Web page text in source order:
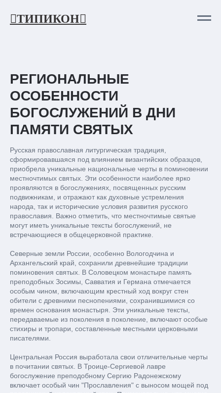
ТИПИКОН
РЕГИОНАЛЬНЫЕ
ОСОБЕННОСТИ
БОГОСЛУЖЕНИЙ В ДНИ
ПАМЯТИ СВЯТЫХ
Русская православная литургическая традиция,
сформировавшаяся под влиянием византийских образцов,
приобрела уникальные национальные черты в поминовении
местночтимых святых. Эти особенности наиболее ярко
проявляются в богослужениях, посвященных русским
подвижникам, и отражают как духовные устремления
народа, так и исторические условия развития русского
православия. Важно отметить, что местночтимые святые
могут иметь уникальные тексты богослужений, не
встречающиеся в общецерковной практике.
Северные земли России, особенно Вологодчина и
Архангельский край, сохранили древнейшие традиции
поминовения святых. В Соловецком монастыре память
преподобных Зосимы, Савватия и Германа отмечается
особым чином, включающим крестный ход вокруг стен
обители с древними песнопениями, сохранившимися со
времен основания монастыря. Эти уникальные тексты,
передаваемые из поколения в поколение, включают особые
стихиры и тропари, составленные местными церковными
писателями.
Центральная Россия выработала свои отличительные черты
в почитании святых. В Троице-Сергиевой лавре
богослужение преподобному Сергию Радонежскому
включает особый чин "Прославления" с выносом мощей под